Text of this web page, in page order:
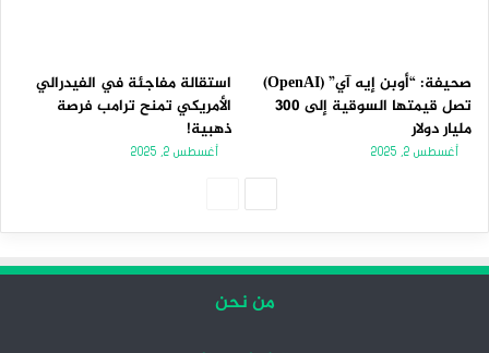
صحيفة: “أوبن إيه آي” (OpenAI)
تصل قيمتها السوقية إلى 300
مليار دولار
أغسطس 2, 2025
استقالة مفاجئة في الفيدرالي
الأمريكي تمنح ترامب فرصة
ذهبية!
أغسطس 2, 2025
من نحن